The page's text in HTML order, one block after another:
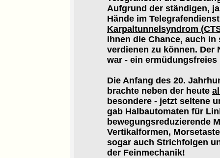
Aufgrund der ständigen,
Hände im
Karpaltunnelsyndrom
ihnen die Chance, auch
verdienen zu können. Der
war - ein
Die Anfang des 20.
brachte neben der heute
besondere - jetzt seltene
gab Halbautomaten für
bewegungsreduzierende
Vertikalformen,
sogar auch Strichfolgen
der Feinmechanik!